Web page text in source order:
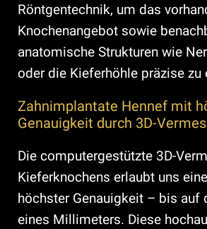
Röntgentechnik, um das
Knochenangebot sowie
anatomische Strukturen wie
oder die Kieferhöhle präzise zu
Zahnimplantate Hennef mit
Genauigkeit durch 3D-
Die computergestützte 3D-
Kieferknochens erlaubt uns
höchster Genauigkeit – bis auf
eines Millimeters. Diese